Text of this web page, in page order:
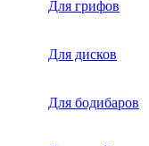
Для грифов
Для дисков
Для бодибаров